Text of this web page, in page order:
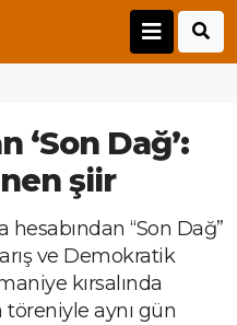
‘Son Dağ’:
şiir
“Son Dağ”
ve Demokratik
kırsalında
aynı gün